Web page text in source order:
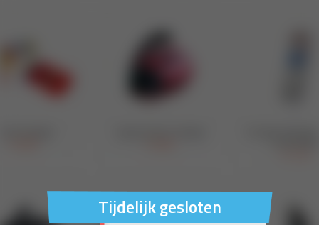
Tijdelijk gesloten